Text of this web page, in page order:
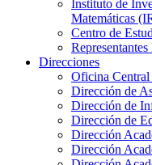
Instituto de
Matemáticas
Centro de
Direcciones
Oficina
Dirección de
Dirección de
Dirección de
Dirección
Dirección